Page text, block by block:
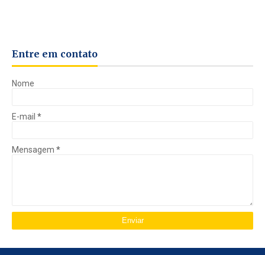
Entre em contato
Nome
E-mail *
Mensagem *